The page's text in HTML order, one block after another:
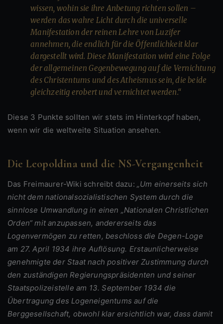
wissen, wohin sie ihre Anbetung richten sollen –
werden das wahre Licht durch die universelle
Manifestation der reinen Lehre von Luzifer
annehmen, die endlich für die Öffentlichkeit klar
dargestellt wird. Diese Manifestation wird eine Folge
der allgemeinen Gegenbewegung auf die Vernichtung
des Christentums und des Atheismus sein, die beide
gleichzeitig erobert und vernichtet werden.“
Diese 3 Punkte sollten wir stets im Hinterkopf haben,
wenn wir die weltweite Situation ansehen.
Die Leopoldina und die NS-Vergangenheit
Das Freimaurer-Wiki schreibt dazu:„Um einerseits sich
nicht dem nationalsozialistischen System durch die
sinnlose Umwandlung in einen „Nationalen Christlichen
Orden“ mit anzupassen, andererseits das
Logenvermögen zu retten, beschloss die Degen-Loge
am 27. April 1934 ihre Auflösung. Erstaunlicherweise
genehmigte der Staat nach positiver Zustimmung durch
den zuständigen Regierungspräsidenten und seiner
Staatspolizeistelle am 13. September 1934 die
Übertragung des Logeneigentums auf die
Berggesellschaft, obwohl klar ersichtlich war, dass damit